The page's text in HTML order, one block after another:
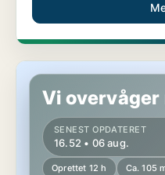
Lejlighed i Assens
Vi overvåger
SENEST OPDATERET
16.52 • 06 aug.
Oprettet 12 h Ca. 105